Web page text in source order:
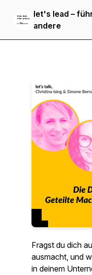
let's lead –
andere
Fragst du dich
ausmacht, und
in deinem